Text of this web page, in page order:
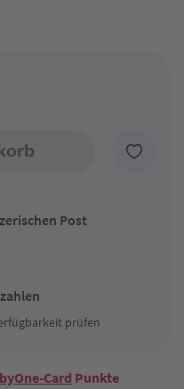
Post
prüfen
Card Punkte